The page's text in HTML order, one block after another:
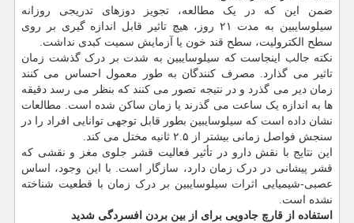
ضمن این که در یک مطالعه، تجویز دوزهای تدریجی روزانه
سیلوسایبین به مدت ۲۱ روز، هیچ تاثیر قابل اندازه گیری بر روی
سطح الکترولیت، سطح قند خون یا آزمایش سمیت کبدی نداشت.
نکته جالب اینجاست که سیلوسایبین به شدت بر درک گذشت زمان
تاثیر می گذارد. مصرف کنندگان به طور معمول احساس می کنند
زمان دیر می گذرد و در نتیجه تصور می کنند که بنظر می رسد دقیقه
ها به اندازه یک ساعت می گذرند یا زمان ساکن شده است. مطالعات
نشان داده است که سیلوسایبین بطور قابل توجهی توانایی افراد را در
سنجش فواصل زمانی بیشتر از ۲.۵ ثانیه مختل می کند.
این نتایج با نقش دارو در تأثیر فعالیت قشر جلوی مغز و نقشی که
قشر پیشانی در درک زمان دارد، سازگار است. با این وجود، اساس
عصبی-شیمیایی اثرات سیلوسایبین بر درک زمان با قطعیت شناخته
نشده است.
استفاده از قارچ جادویی برای از بین بردن افسردگی شدید